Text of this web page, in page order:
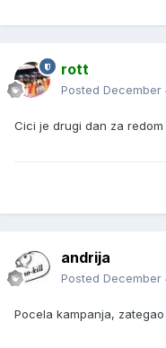
rott
Posted December
Cici je drugi dan za redom
andrija
Posted December
Pocela kampanja,